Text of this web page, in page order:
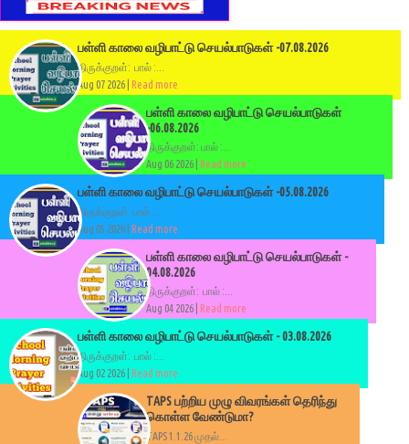
பள்ளி காலை வழிபாட்டு செயல்பாடுகள் -07.08.2026
திருக்குறள்: பால் :...
Aug 07 2026 |
Read more
பள்ளி காலை வழிபாட்டு செயல்பாடுகள்
-06.08.2026
திருக்குறள்: பால் :...
Aug 06 2026 | Read more
பள்ளி காலை வழிபாட்டு செயல்பாடுகள் -05.08.2026
திருக்குறள்: பால் :...
Aug 05 2026 | Read more
பள்ளி காலை வழிபாட்டு செயல்பாடுகள் -
04.08.2026
திருக்குறள்: பால் :...
Aug 04 2026 |
Read more
பள்ளி காலை வழிபாட்டு செயல்பாடுகள் - 03.08.2026
திருக்குறள்: பால் :...
Aug 02 2026 | Read more
TAPS பற்றிய முழு விவரங்கள் தெரிந்து
கொள்ள வேண்டுமா?
TAPS 1.1.26 முதல்...